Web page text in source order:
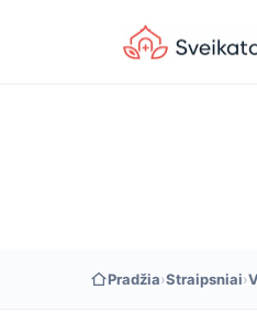
Pradžia›Straipsniai›